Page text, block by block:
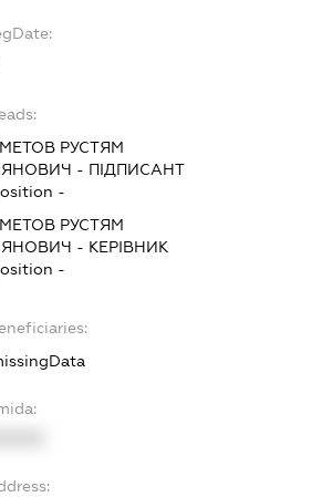
РУСТЯМ
- ПІДПИСАНТ
-
РУСТЯМ
- КЕРІВНИК
-